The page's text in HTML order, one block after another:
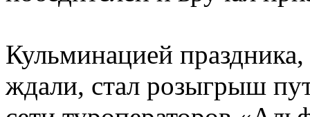
Кульминацией
ждали, стал розыгрыш